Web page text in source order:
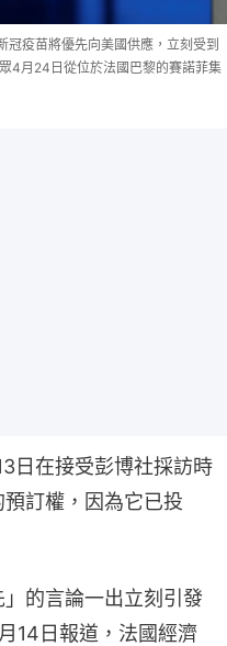
疫苗將優先向美國供應，立刻受到
4月24日從位於法國巴黎的賽諾菲集
日在接受彭博社採訪時
訂權，因為它已投
的言論一出立刻引發
14日報道，法國經濟